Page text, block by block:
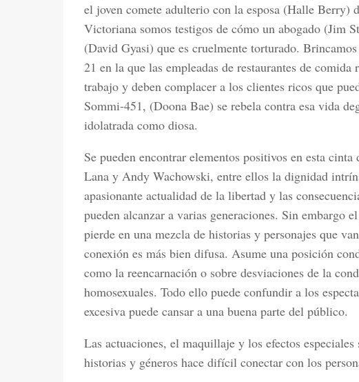
el joven comete adulterio con la esposa (Halle Berry)
Victoriana somos testigos de cómo un abogado (Jim
(David Gyasi) que es cruelmente torturado.
21 en la que las empleadas de restaurantes de comida
trabajo y deben complacer a los clientes ricos que
Sommi-451, (Doona Bae) se rebela contra esa vida
idolatrada como diosa.
Se pueden encontrar elementos positivos en esta
Lana y Andy Wachowski, entre ellos la dignidad
apasionante actualidad de la libertad y las
pueden alcanzar a varias generaciones. Sin embargo
pierde en una mezcla de historias y personajes que
conexión es más bien difusa. Asume una posición
como la reencarnación o sobre desviaciones de la
homosexuales. Todo ello puede confundir a los
excesiva puede cansar a una buena parte del público.
Las actuaciones, el maquillaje y los efectos
historias y géneros hace difícil conectar con los